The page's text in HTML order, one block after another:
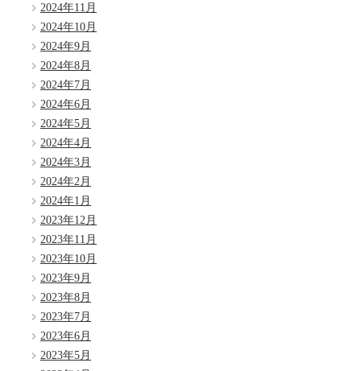
2024年11月
2024年10月
2024年9月
2024年8月
2024年7月
2024年6月
2024年5月
2024年4月
2024年3月
2024年2月
2024年1月
2023年12月
2023年11月
2023年10月
2023年9月
2023年8月
2023年7月
2023年6月
2023年5月